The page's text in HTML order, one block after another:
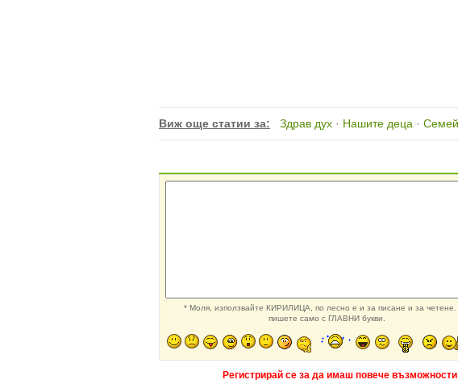
Виж още статии за: Здрав дух · Нашите деца ·
* Моля, използвайте КИРИЛИЦА, по лесно е и за писане и за
пишете само с ГЛАВНИ букви.
Регистрирай се за да имаш повече